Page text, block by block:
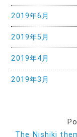
2019年6月
2019年5月
2019年4月
2019年3月
The Nishiki